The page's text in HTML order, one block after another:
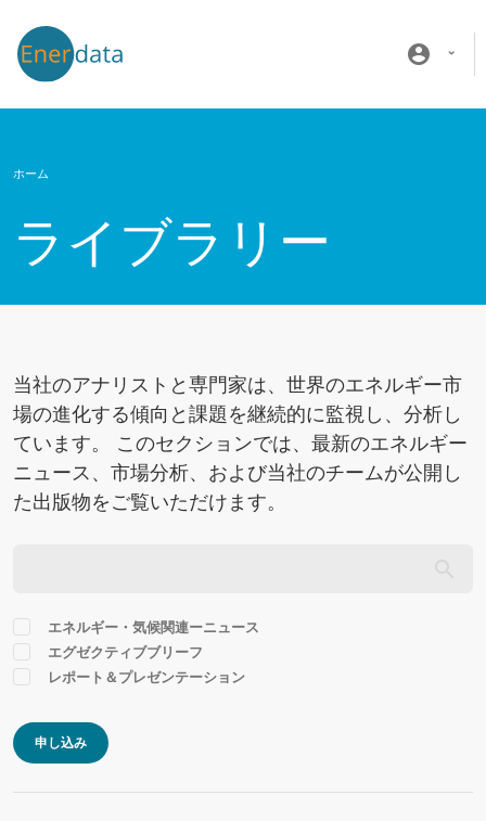
account_circle
ホーム
ライブラリー
当社のアナリストと専門家は、世界のエネルギー市
場の進化する傾向と課題を継続的に監視し、分析し
ています。 このセクションでは、最新のエネルギー
ニュース、市場分析、および当社のチームが公開し
た出版物をご覧いただけます。
エネルギー・気候関連ーニュース
エグゼクティブブリーフ
レポート＆プレゼンテーション
申し込み